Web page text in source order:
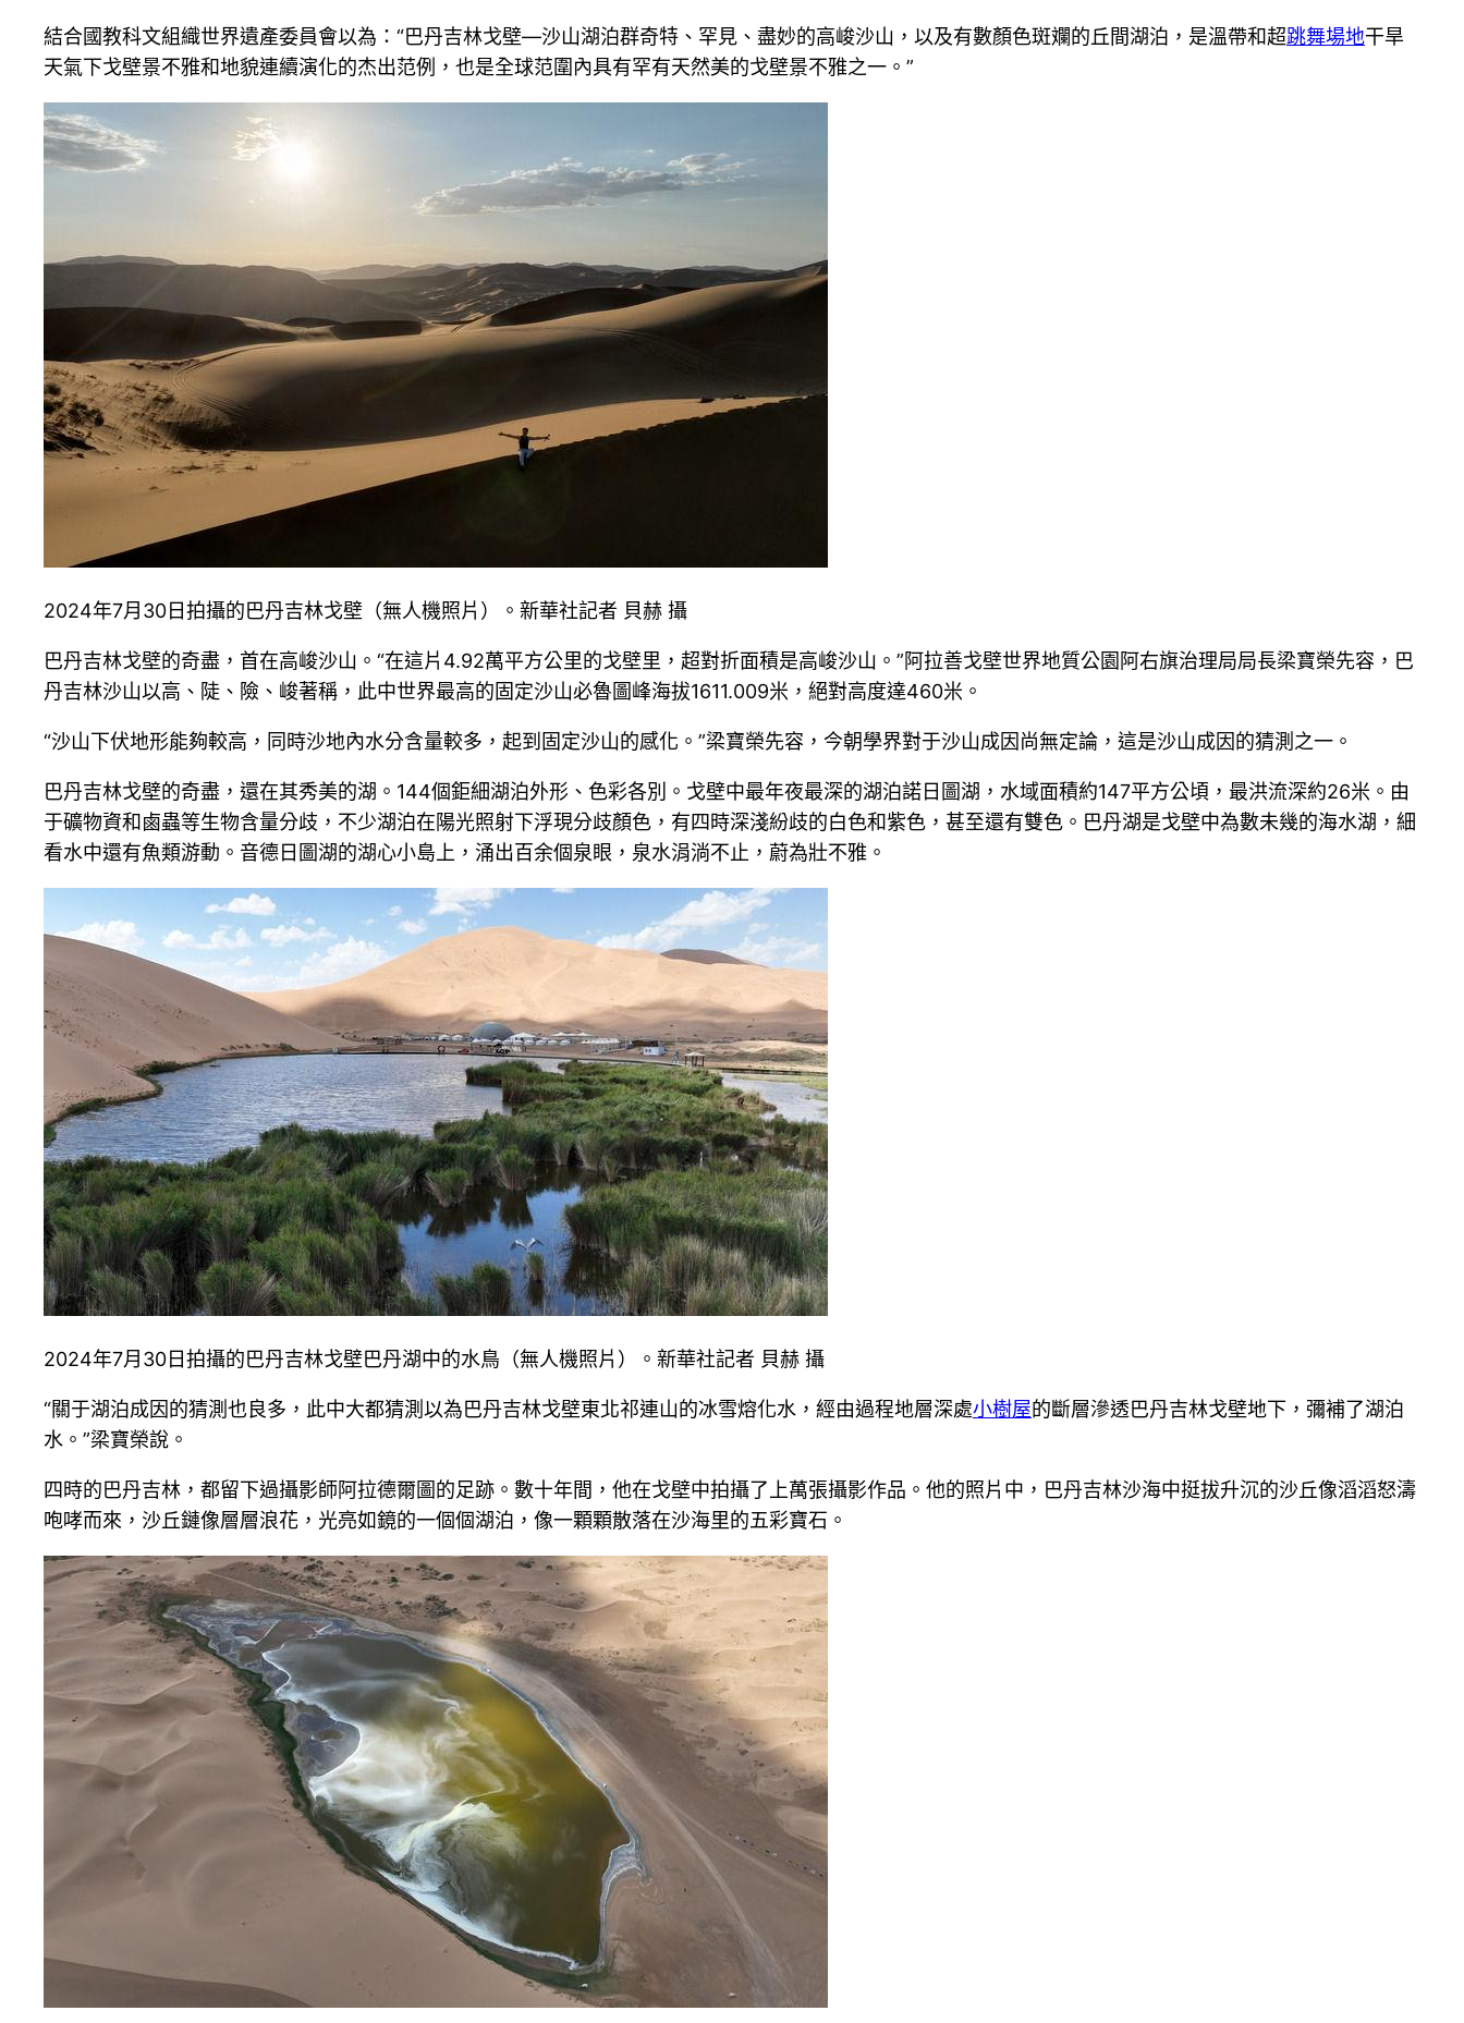
結合國教科文組織世界遺產委員會以為：“巴丹吉林戈壁—沙山湖泊群奇特、罕見、盡妙的高峻沙山，以及有數顏色斑斕的丘間湖泊，是溫帶和超跳舞場地干旱
天氣下戈壁景不雅和地貌連續演化的杰出范例，也是全球范圍內具有罕有天然美的戈壁景不雅之一。”
2024年7月30日拍攝的巴丹吉林戈壁（無人機照片）。新華社記者 貝赫 攝
巴丹吉林戈壁的奇盡，首在高峻沙山。“在這片4.92萬平方公里的戈壁里，超對折面積是高峻沙山。”阿拉善戈壁世界地質公園阿右旗治理局局長梁寶榮先容，巴
丹吉林沙山以高、陡、險、峻著稱，此中世界最高的固定沙山必魯圖峰海拔1611.009米，絕對高度達460米。
“沙山下伏地形能夠較高，同時沙地內水分含量較多，起到固定沙山的感化。”梁寶榮先容，今朝學界對于沙山成因尚無定論，這是沙山成因的猜測之一。
巴丹吉林戈壁的奇盡，還在其秀美的湖。144個鉅細湖泊外形、色彩各別。戈壁中最年夜最深的湖泊諾日圖湖，水域面積約147平方公頃，最洪流深約26米。由
于礦物資和鹵蟲等生物含量分歧，不少湖泊在陽光照射下浮現分歧顏色，有四時深淺紛歧的白色和紫色，甚至還有雙色。巴丹湖是戈壁中為數未幾的海水湖，細
看水中還有魚類游動。音德日圖湖的湖心小島上，涌出百余個泉眼，泉水涓淌不止，蔚為壯不雅。
2024年7月30日拍攝的巴丹吉林戈壁巴丹湖中的水鳥（無人機照片）。新華社記者 貝赫 攝
“關于湖泊成因的猜測也良多，此中大都猜測以為巴丹吉林戈壁東北祁連山的冰雪熔化水，經由過程地層深處小樹屋的斷層滲透巴丹吉林戈壁地下，彌補了湖泊
水。”梁寶榮說。
四時的巴丹吉林，都留下過攝影師阿拉德爾圖的足跡。數十年間，他在戈壁中拍攝了上萬張攝影作品。他的照片中，巴丹吉林沙海中挺拔升沉的沙丘像滔滔怒濤
咆哮而來，沙丘鏈像層層浪花，光亮如鏡的一個個湖泊，像一顆顆散落在沙海里的五彩寶石。